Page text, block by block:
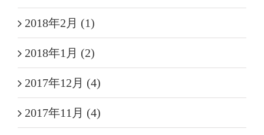
2018年2月 (1)
2018年1月 (2)
2017年12月 (4)
2017年11月 (4)